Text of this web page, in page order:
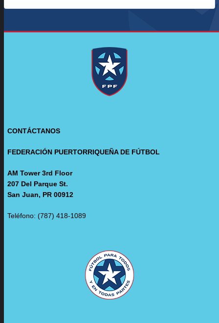
CONTÁCTANOS
FEDERACIÓN PUERTORRIQUEÑA DE FÚTBOL
AM Tower 3rd Floor
207 Del Parque St.
San Juan, PR 00912
Teléfono: (787) 418-1089